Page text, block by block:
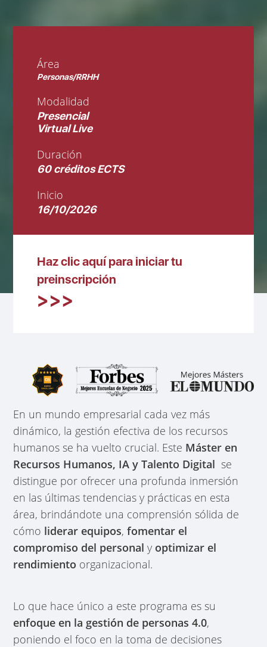
Área
Personas/RRHH
Modalidad
Presencial
Virtual Live
Duración
60 créditos ECTS
Inicio
16/10/2026
Haz clic aquí para iniciar tu
preinscripción
En un mundo empresarial cada vez más
dinámico, la gestión efectiva de los recursos
humanos se ha vuelto crucial. Este Máster en
Recursos Humanos, IA y Talento Digital se
distingue por ofrecer una profunda inmersión
en las últimas tendencias y prácticas en esta
área, brindándote una comprensión sólida de
cómo liderar equipos,fomentar el
compromiso del personal y optimizar el
rendimiento organizacional.
Lo que hace único a este programa es su
enfoque en la gestión de personas 4.0,
poniendo el foco en la toma de decisiones